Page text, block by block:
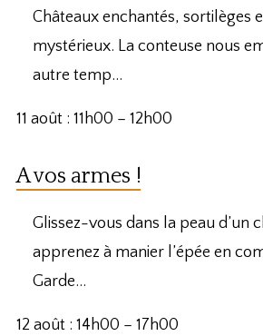
Châteaux enchantés, sortilèges
mystérieux. La conteuse nous
autre temp…
11 août : 11h00 – 12h00
A vos armes !
Glissez-vous dans la peau d’un
apprenez à manier l’épée en
Garde…
12 août : 14h00 – 17h00